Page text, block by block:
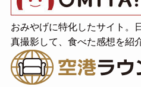
おみやげに特化したサイト。
真撮影して、食べた感想を紹